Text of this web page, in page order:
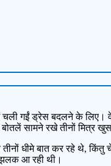
गईं ड्रेस बदलने के लिए।
बोतलें सामने रखे तीनों मित्र
धीमे बात कर रहे थे, किंतु
झलक आ रही थी।